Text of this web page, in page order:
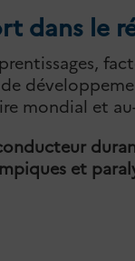
dans le
mondial et
et